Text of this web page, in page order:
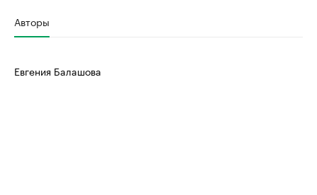
Авторы
Евгения Балашова